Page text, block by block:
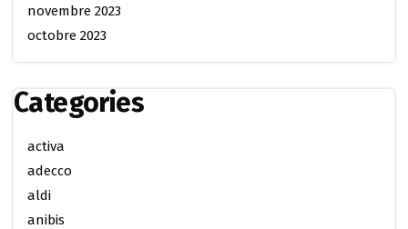
novembre 2023
octobre 2023
Categories
activa
adecco
aldi
anibis